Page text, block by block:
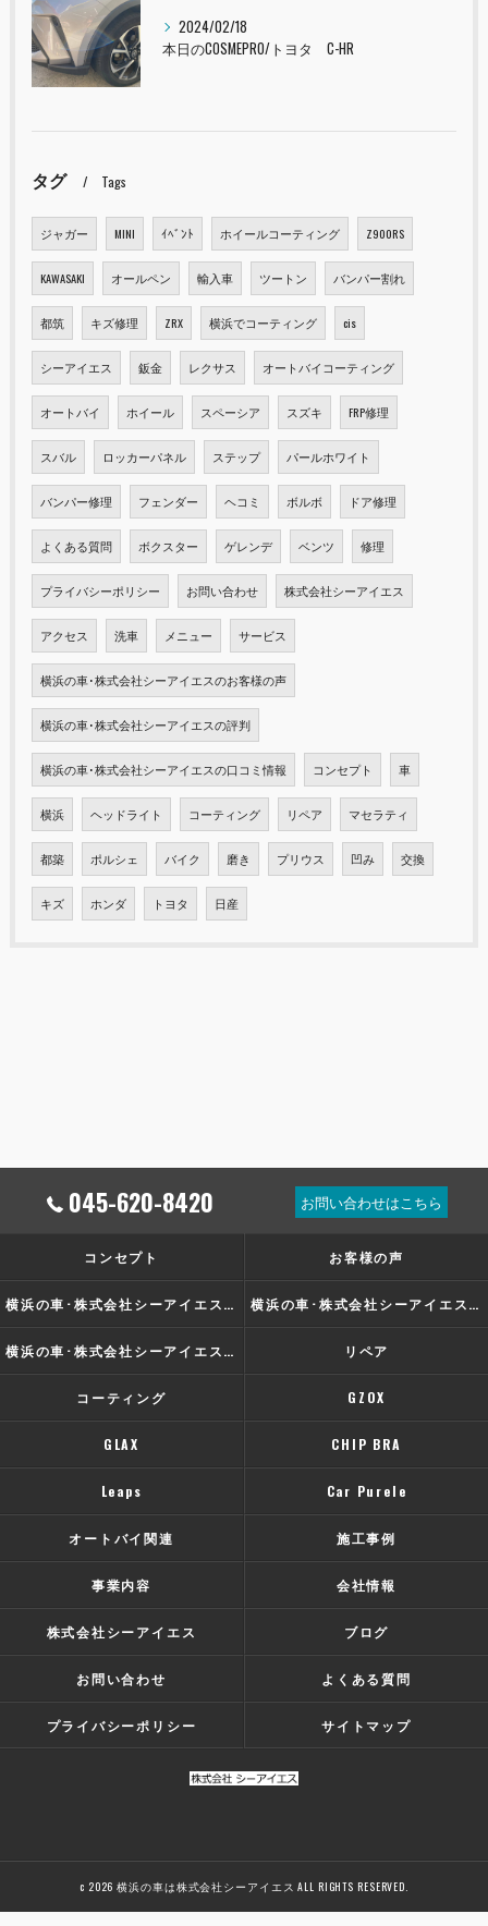
2024/02/18
本日のCOSMEPRO/トヨタ C-HR
タグ Tags
ジャガー MINI ｲﾍﾞﾝﾄ ホイールコーティング Z900RS
KAWASAKI オールペン 輸入車 ツートン バンパー割れ
都筑 キズ修理 ZRX 横浜でコーティング cis
シーアイエス 鈑金 レクサス オートバイコーティング
オートバイ ホイール スペーシア スズキ FRP修理
スバル ロッカーパネル ステップ パールホワイト
バンパー修理 フェンダー ヘコミ ボルボ ドア修理
よくある質問 ボクスター ゲレンデ ベンツ 修理
プライバシーポリシー お問い合わせ 株式会社シーアイエス
アクセス 洗車 メニュー サービス
横浜の車･株式会社シーアイエスのお客様の声
横浜の車･株式会社シーアイエスの評判
横浜の車･株式会社シーアイエスの口コミ情報 コンセプト 車
横浜 ヘッドライト コーティング リペア マセラティ
都築 ポルシェ バイク 磨き プリウス 凹み 交換
キズ ホンダ トヨタ 日産
045-620-8420 お問い合わせはこちら
コンセプト お客様の声
横浜の車･株式会社シーアイエスの口コミ情報 横浜の車･株式会社シーアイエスの評判
横浜の車･株式会社シーアイエスのお客様の声 リペア
コーティング GZOX
GLAX CHIP BRA
Leaps Car Purele
オートバイ関連 施工事例
事業内容 会社情報
株式会社シーアイエス ブログ
お問い合わせ よくある質問
プライバシーポリシー サイトマップ
c 2026 横浜の車は株式会社シーアイエス ALL RIGHTS RESERVED.